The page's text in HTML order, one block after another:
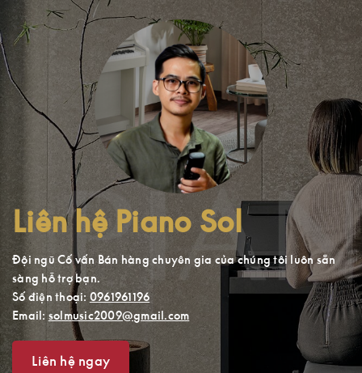
Liên hệ Piano Sol
Đội ngũ Cố vấn Bán hàng chuyên gia của chúng tôi luôn sẵn
sàng hỗ trợ bạn.
Số điện thoại: 0961961196
Email: solmusic2009@gmail.com
Liên hệ ngay